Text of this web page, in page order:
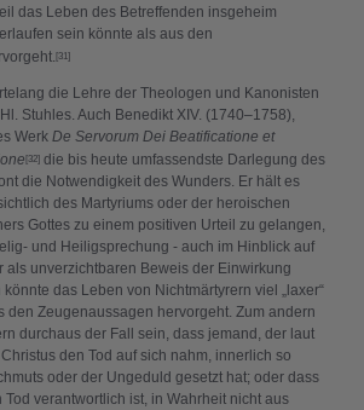
das Leben des Betreffenden insgeheim
sein könnte als aus den
[31]
die Lehre der Theologen und Kanonisten
Stuhles. Auch Benedikt XIV. (1740–1758),
Werk De Servorum Dei Beatificatione et
[32] die bis heute umfassendste Darlegung des
die Notwendigkeit des Wunders. Er hält es
des Martyriums oder der heroischen
Gottes zu einem positiven Urteil zu gelangen,
und Heiligsprechung - auch im Hinblick auf
als unverzichtbaren Beweis der Einwirkung
das Leben von Nichtmärtyrern viel „laxer“
den Zeugenaussagen hervorgeht. Zum andern
durchaus der Fall sein, dass jemand, der laut
den Tod auf sich nahm, innerlich so
oder der Ungeduld gesetzt hat; oder dass
verantwortlich ist, in Wahrheit nicht aus